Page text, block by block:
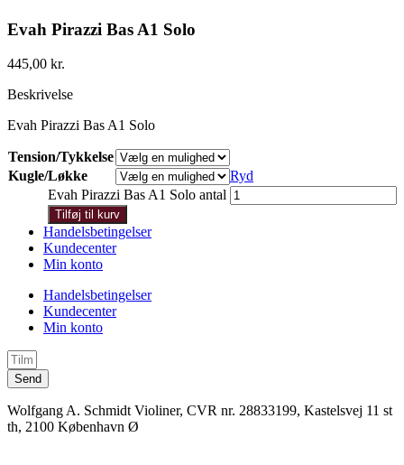
Evah Pirazzi Bas A1 Solo
445,00 kr.
Beskrivelse
Evah Pirazzi Bas A1 Solo
Tension/Tykkelse
Kugle/Løkke
Ryd
Evah Pirazzi Bas A1 Solo antal
Tilføj til kurv
Handelsbetingelser
Kundecenter
Min konto
Handelsbetingelser
Kundecenter
Min konto
Send
Wolfgang A. Schmidt Violiner, CVR nr. 28833199, Kastelsvej 11 st
th, 2100 København Ø